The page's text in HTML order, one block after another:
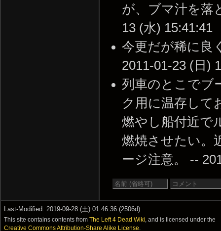
が、ブマ汁を落
13 (水) 15:41:41
今更だが稀に良
2011-01-23 (日)
列車のとこでブ
ク用に温存して
燃やし船付近で
燃焼させたい。
ージ注意。 --
Last-Modified: 2019-09-28 (土) 01:46:36 (2506d)
This site contains contents from The Left 4 Dead Wiki, and is licensed under the
Creative Commons Attribution-Share Alike License.